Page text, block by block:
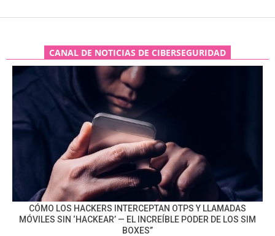
CANAL DE NOTICIAS DE CIBERSEGURIDAD
CÓMO LOS HACKERS INTERCEPTAN OTPS Y LLAMADAS
MÓVILES SIN ‘HACKEAR’ — EL INCREÍBLE PODER DE LOS SIM
BOXES”